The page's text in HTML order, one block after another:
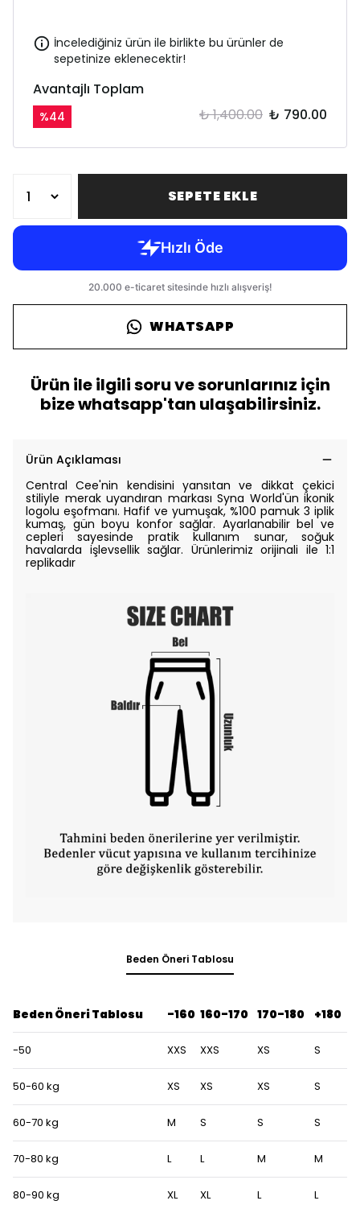
İncelediğiniz ürün ile birlikte bu ürünler de
sepetinize eklenecektir!
Avantajlı Toplam
%44 ₺ 1,400.00 ₺ 790.00
SEPETE EKLE
WHATSAPP
Ürün ile ilgili soru ve sorunlarınız için
bize whatsapp'tan ulaşabilirsiniz.
Ürün Açıklaması
Central Cee'nin kendisini yansıtan ve dikkat çekici
stiliyle merak uyandıran markası Syna World'ün ikonik
logolu eşofmanı. Hafif ve yumuşak, %100 pamuk 3 iplik
kumaş, gün boyu konfor sağlar. Ayarlanabilir bel ve
cepleri sayesinde pratik kullanım sunar, soğuk
havalarda işlevsellik sağlar. Ürünlerimiz orijinali ile 1:1
replikadır
Beden Öneri Tablosu
Beden Öneri Tablosu -160 160-170 170-180 +180
-50 XXS XXS XS S
50-60 kg XS XS XS S
60-70 kg M S S S
70-80 kg L L M M
80-90 kg XL XL L L